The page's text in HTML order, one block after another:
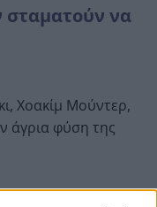
σταματούν να
Χοακίμ Μούντερ,
άγρια ​​φύση της